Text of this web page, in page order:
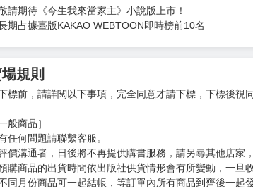
使用超商取貨付款：負評≦1分 超商未取貨≦1次 未完成
請期待《今生我來當家主》小說版上市！
期占據臺版KAKAO WEBTOON即時榜前10名